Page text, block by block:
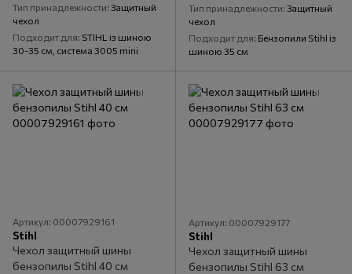
Тип принадлежности Защитный
чехол
Подходит для STIHL із шиною
30-35 см, система 3005 mini
Тип принадлежности Защитный
чехол
Подходит для Бензопили Stihl із
шиною 35 см
Артикул: 00007929161
Stihl
Чехол защитный шины
бензопилы Stihl 40 см
Артикул: 00007929177
Stihl
Чехол защитный шины
бензопилы Stihl 63 см